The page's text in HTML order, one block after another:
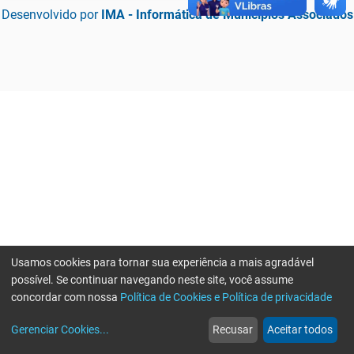
Desenvolvido por IMA - Informática de Municípios Associados
web
Notícias
more_horiz
Mais
Usamos cookies para tornar sua experiência a mais agradável
possível. Se continuar navegando neste site, você assume
concordar com nossa Política de Cookies e Política de privacidade
Gerenciar Cookies... Recusar Aceitar todos
Erro ao enviar informações, por favor tente novamente